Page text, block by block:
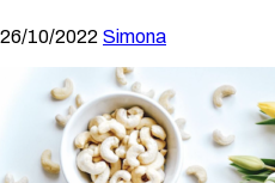
26/10/2022 Simona